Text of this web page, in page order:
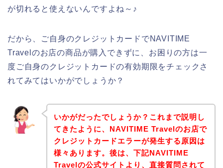
が切れると使えないんですよね～♪
だから、ご自身のクレジットカードでNAVITIME
Travelのお店の商品が購入できずに、お困りの方は一
度ご自身のクレジットカードの有効期限をチェックさ
れてみてはいかがでしょうか？
いかがだったでしょうか？これまで説明し
てきたように、NAVITIME Travelのお店で
クレジットカードエラーが発生する原因は
様々あります。後は、下記NAVITIME
Travelの公式サイトより、直接質問されて